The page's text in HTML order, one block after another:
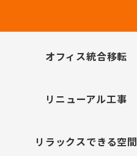
オフィス統合移転
リニューアル工事
リラックスできる空間